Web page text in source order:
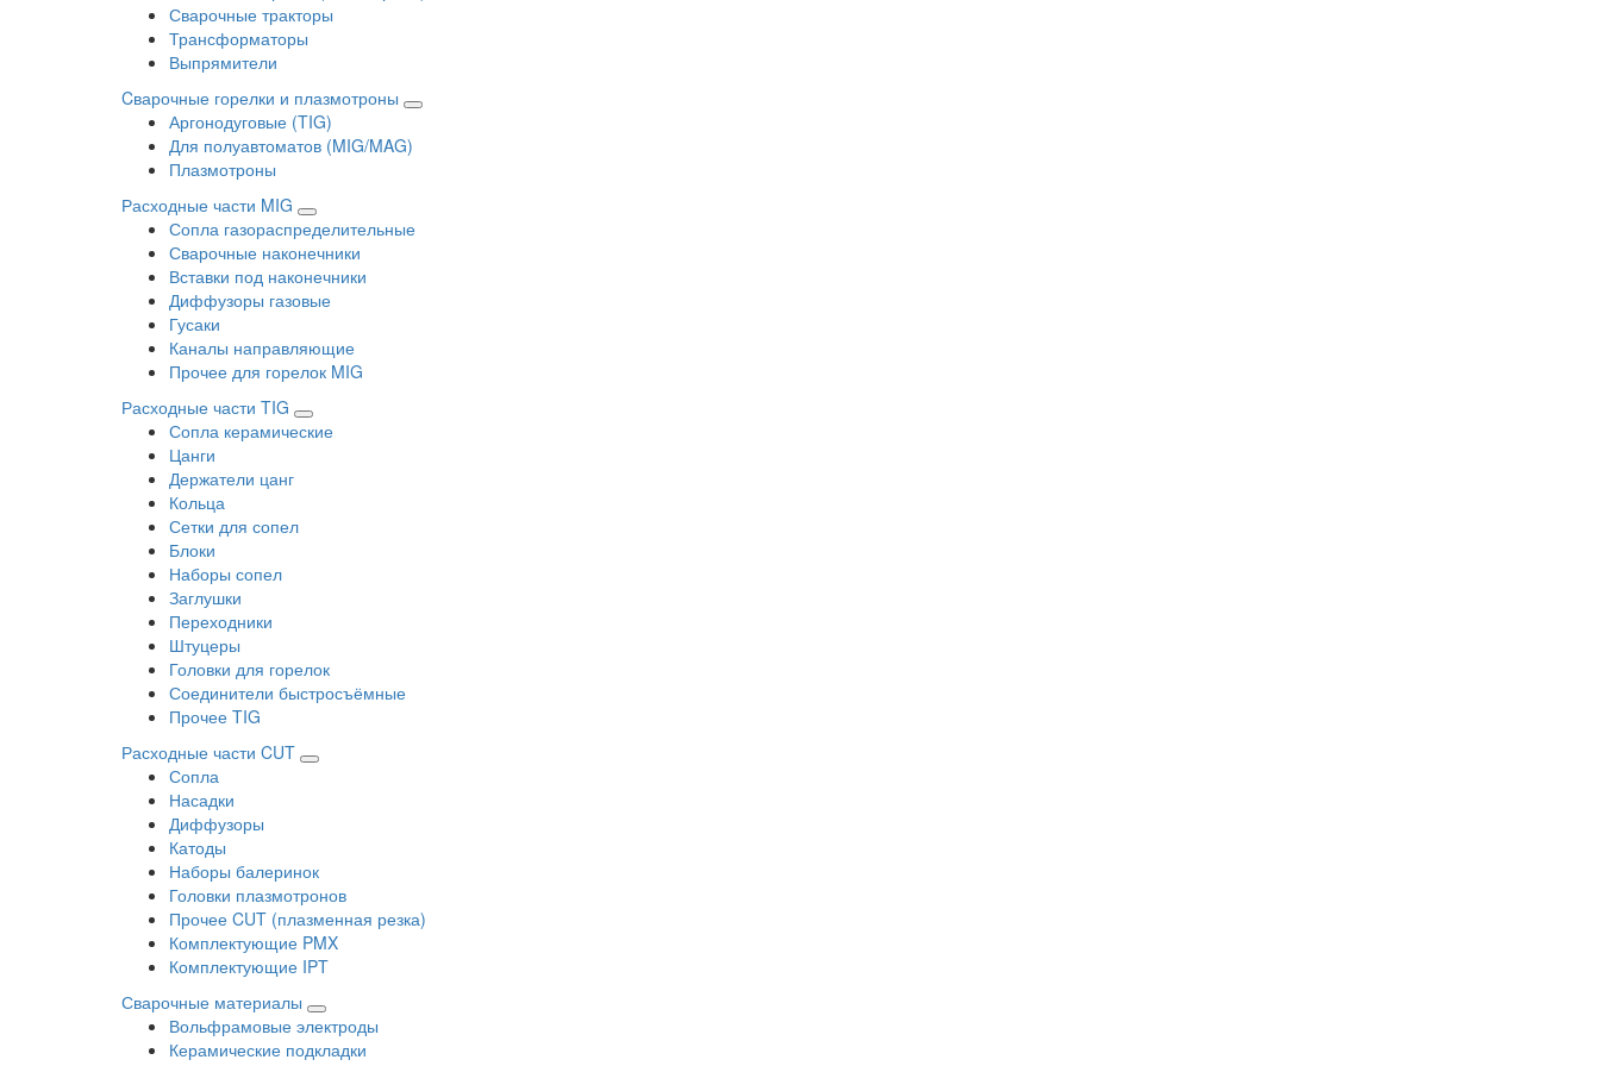
Сварочные тракторы
Трансформаторы
Выпрямители
Cварочные горелки и плазмотроны
Аргонодуговые (TIG)
Для полуавтоматов (MIG/MAG)
Плазмотроны
Расходные части MIG
Сопла газораспределительные
Сварочные наконечники
Вставки под наконечники
Диффузоры газовые
Гусаки
Каналы направляющие
Прочее для горелок MIG
Расходные части TIG
Сопла керамические
Цанги
Держатели цанг
Кольца
Сетки для сопел
Блоки
Наборы сопел
Заглушки
Переходники
Штуцеры
Головки для горелок
Соединители быстросъёмные
Прочее TIG
Расходные части CUT
Сопла
Насадки
Диффузоры
Катоды
Наборы балеринок
Головки плазмотронов
Прочее CUT (плазменная резка)
Комплектующие PMX
Комплектующие IPT
Сварочные материалы
Вольфрамовые электроды
Керамические подкладки